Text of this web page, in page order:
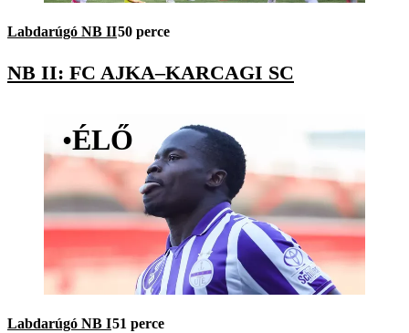
Labdarúgó NB II50 perce
NB II: FC AJKA–KARCAGI SC
•ÉLŐ
Labdarúgó NB I51 perce